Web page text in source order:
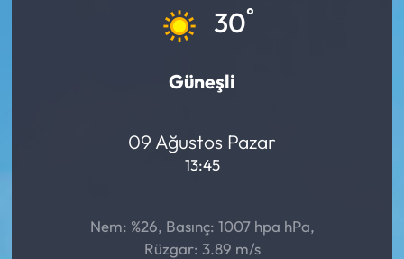
30°
Güneşli
09 Ağustos Pazar
13:45
Nem: %26, Basınç: 1007 hpa hPa,
Rüzgar: 3.89 m/s